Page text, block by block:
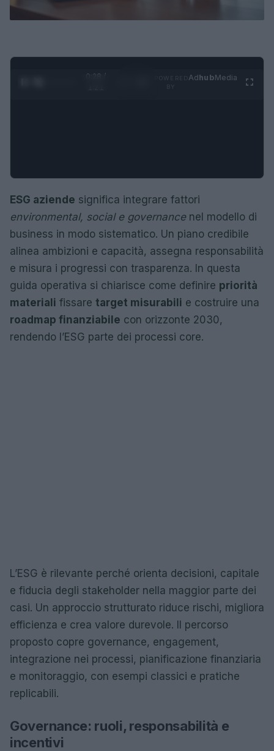
0:30 /
AdhubMedia
ESG aziende significa integrare fattori
environmental, social e governancenel modello di
business in modo sistematico. Un piano credibile
alinea ambizioni e capacità, assegna responsabilità
e misura i progressi con trasparenza. In questa
guida operativa si chiarisce come definire priorità
materiali fissare target misurabili e costruire una
roadmap finanziabile con orizzonte 2030,
rendendo l’ESG parte dei processi core.
L’ESG è rilevante perché orienta decisioni, capitale
e fiducia degli stakeholder nella maggior parte dei
casi. Un approccio strutturato riduce rischi, migliora
efficienza e crea valore durevole. Il percorso
proposto copre governance, engagement,
integrazione nei processi, pianificazione finanziaria
e monitoraggio, con esempi classici e pratiche
replicabili.
Governance: ruoli, responsabilità e
incentivi